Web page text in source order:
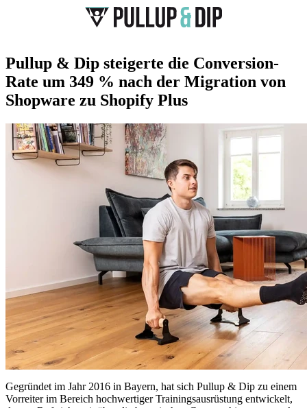
Pullup & Dip steigerte die Conversion-
Rate um 349 % nach der Migration von
Shopware zu Shopify Plus
Gegründet im Jahr 2016 in Bayern, hat sich Pullup & Dip zu einem
Vorreiter im Bereich hochwertiger Trainingsausrüstung entwickelt,